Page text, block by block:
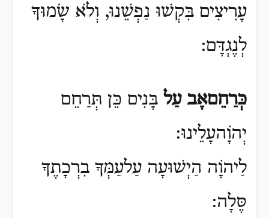
עָרִיצִים בִּקְשׁוּ נַפְשֵׁנוּ, וְלֹא שָׂמוּךָ
לְנֶגְדָּם:
כְּרַחֵםאָב עַל בָּנִים כֵּן תְּרַחֵם
יְהוָֹהעָלֵינוּ:
לַיהוָֹה הַיְשׁוּעָה עַלעַמְּךָ בִרְכָתֶךָ
סֶּלָה: